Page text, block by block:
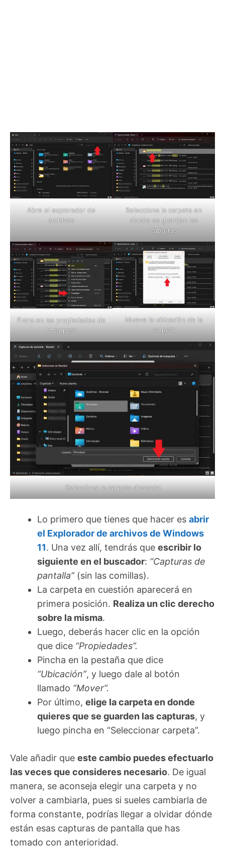
Abre el explorador de
archivos
Selecciona la carpeta en
donde se guardan las
capturas
Entra en las propiedades de
la carpeta
Mueve la ubicación de la
carpeta
Selecciona la carpeta deseada
Lo primero que tienes que hacer es abrir
el Explorador de archivos de Windows
11. Una vez allí, tendrás que escribir lo
siguiente en el buscador: “Capturas de
pantalla” (sin las comillas).
La carpeta en cuestión aparecerá en
primera posición. Realiza un clic derecho
sobre la misma.
Luego, deberás hacer clic en la opción
que dice “Propiedades”.
Pincha en la pestaña que dice
“Ubicación”, y luego dale al botón
llamado “Mover”.
Por último, elige la carpeta en donde
quieres que se guarden las capturas, y
luego pincha en “Seleccionar carpeta”.
Vale añadir que este cambio puedes efectuarlo
las veces que consideres necesario. De igual
manera, se aconseja elegir una carpeta y no
volver a cambiarla, pues si sueles cambiarla de
forma constante, podrías llegar a olvidar dónde
están esas capturas de pantalla que has
tomado con anterioridad.